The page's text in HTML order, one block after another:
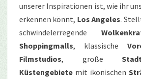
unserer Inspirationen ist, wie ihr
erkennen könnt, Los Angeles.
schwindelerregende
Shoppingmalls, klassische
Filmstudios, große
Küstengebiete mit ikonischen